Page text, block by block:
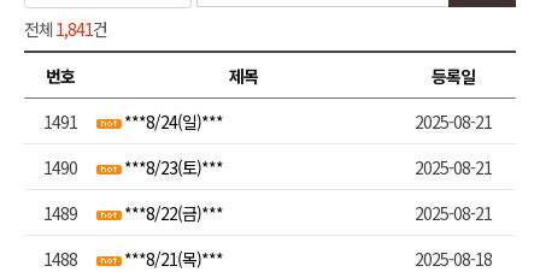
전체 1,841건
번호
제목
등록일
1491
***8/24(일)***
2025-08-21
1490
***8/23(토)***
2025-08-21
1489
***8/22(금)***
2025-08-21
1488
***8/21(목)***
2025-08-18